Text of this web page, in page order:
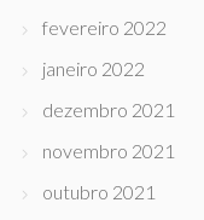
fevereiro 2022
janeiro 2022
dezembro 2021
novembro 2021
outubro 2021